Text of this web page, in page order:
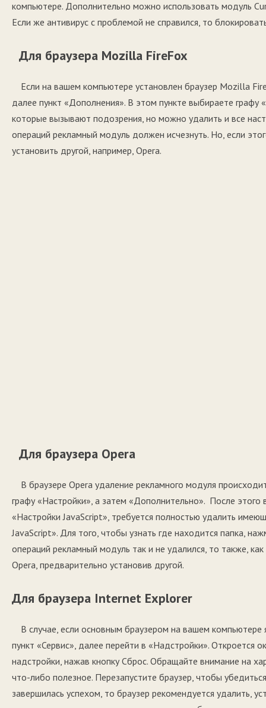
компьютере. Дополнительно можно использовать модуль
Если же антивирус с проблемой не справился, то
Для браузера Mozilla FireFox
Если на вашем компьютере установлен браузер Mozilla
далее пункт «Дополнения». В этом пункте выбираете графу
которые вызывают подозрения, но можно удалить и все
операций рекламный модуль должен исчезнуть. Но, если
установить другой, например, Opera.
Для браузера Opera
В браузере Opera удаление рекламного модуля
графу «Настройки», а затем «Дополнительно». После
«Настройки JavaScript», требуется полностью удалить
JavaScript». Для того, чтобы узнать где находится папка,
операций рекламный модуль так и не удалился, то также,
Opera, предварительно установив другой.
Для браузера Internet Explorer
В случае, если основным браузером на вашем
пункт «Сервис», далее перейти в «Надстройки».
надстройки, нажав кнопку Сброс. Обращайте внимание на
что-либо полезное. Перезапустите браузер, чтобы
завершилась успехом, то браузер рекомендуется удалить,